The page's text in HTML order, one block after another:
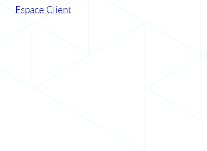
Espace Client